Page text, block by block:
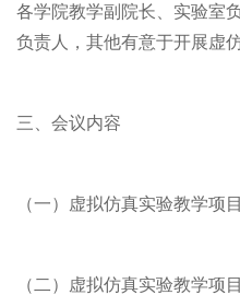
各学院教学副院长、实验室
负责人，其他有意于开展虚
三、会议内容
（一）虚拟仿真实验教学项
（二）虚拟仿真实验教学项